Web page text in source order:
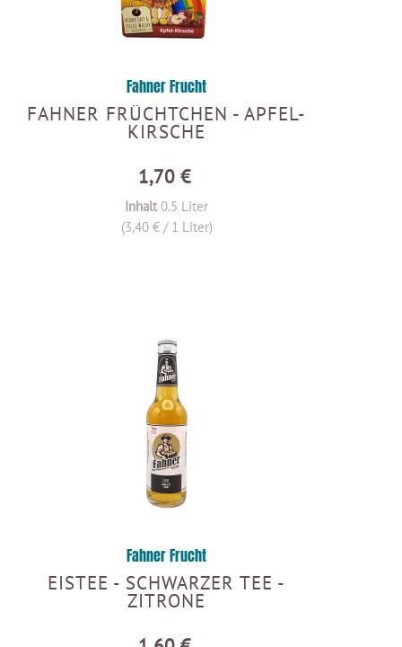
Fahner Frucht
FAHNER FRÜCHTCHEN - APFEL-
KIRSCHE
1,70 €
Inhalt0.5 Liter
(3,40 € / 1 Liter)
Fahner Frucht
EISTEE - SCHWARZER TEE -
ZITRONE